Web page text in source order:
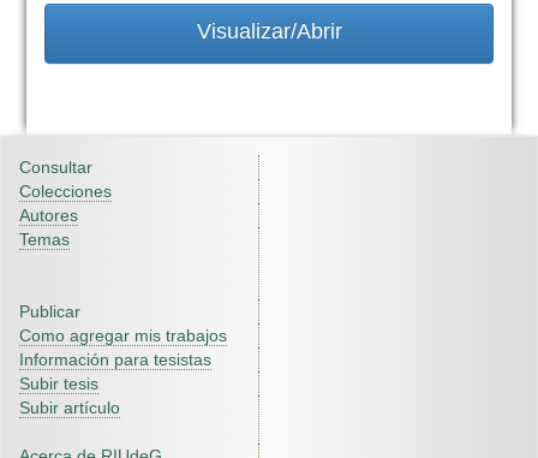
Visualizar/Abrir
Consultar
Colecciones
Autores
Temas
Publicar
Como agregar mis trabajos
Información para tesistas
Subir tesis
Subir artículo